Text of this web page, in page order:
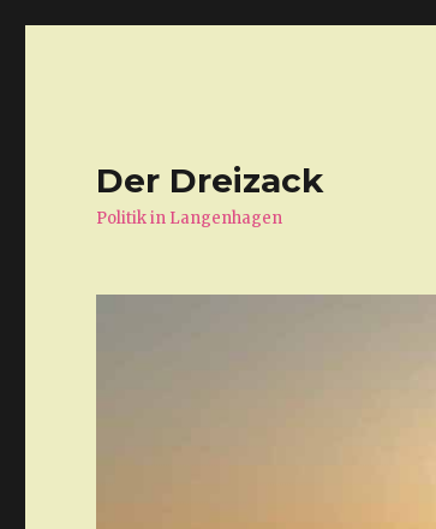
Der Dreizack
Politik in Langenhagen